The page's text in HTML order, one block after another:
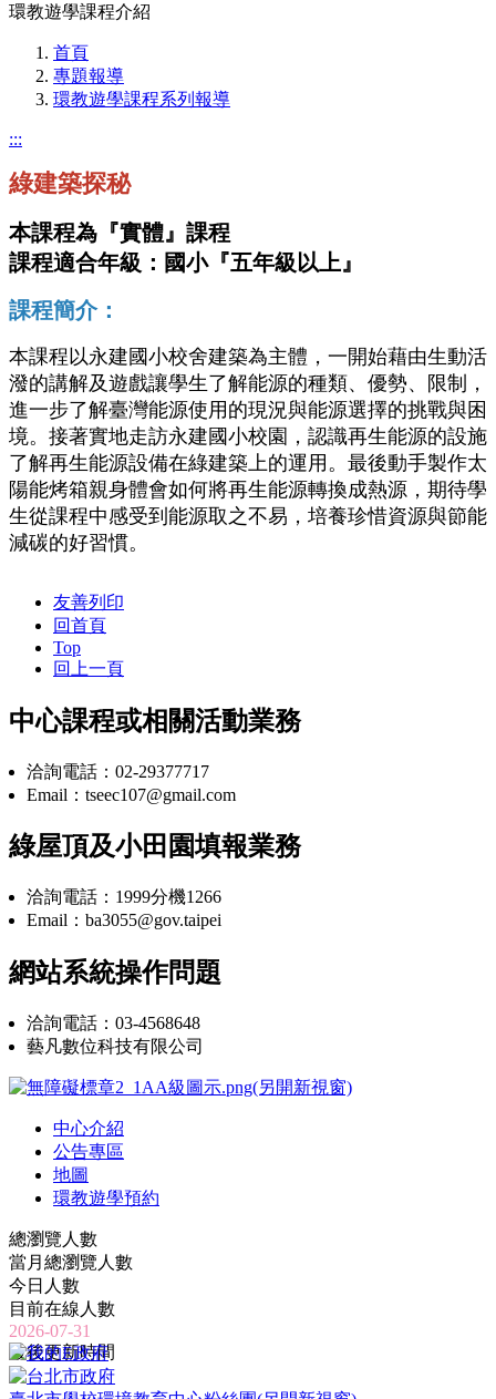
環教遊學課程介紹
首頁
專題報導
環教遊學課程系列報導
:::
綠建築探秘
本課程為『實體』課程
課程適合年級：國小『五年級以上』
課程簡介：
本課程以永建國小校舍建築為主體，一開始藉由生動活
潑的講解及遊戲讓學生了解能源的種類、優勢、限制，
進一步了解臺灣能源使用的現況與能源選擇的挑戰與困
境。接著實地走訪永建國小校園，認識再生能源的設施
了解再生能源設備在綠建築上的運用。最後動手製作太
陽能烤箱親身體會如何將再生能源轉換成熱源，期待學
生從課程中感受到能源取之不易，培養珍惜資源與節能
減碳的好習慣。
友善列印
回首頁
Top
回上一頁
中心課程或相關活動業務
洽詢電話：02-29377717
Email：tseec107@gmail.com
綠屋頂及小田園填報業務
洽詢電話：1999分機1266
Email：ba3055@gov.taipei
網站系統操作問題
洽詢電話：03-4568648
藝凡數位科技有限公司
中心介紹
公告專區
地圖
環教遊學預約
總瀏覽人數
當月總瀏覽人數
今日人數
目前在線人數
2026-07-31
最後更新時間